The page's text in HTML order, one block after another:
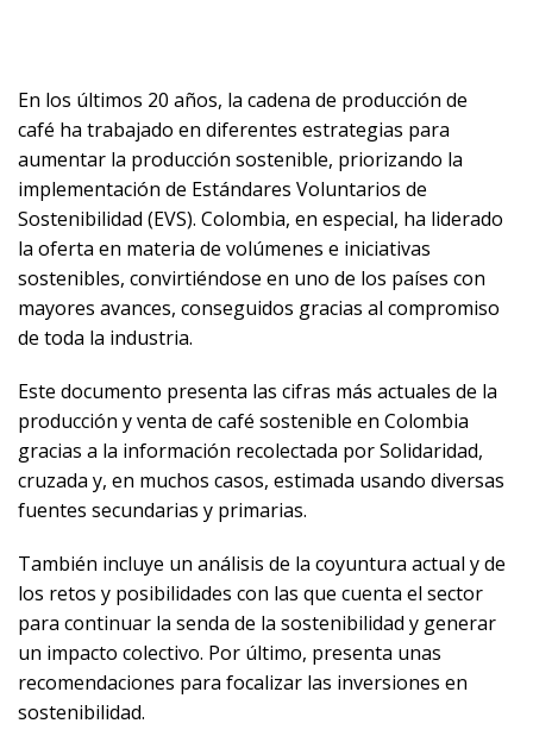
En los últimos 20 años, la cadena de producción de
café ha trabajado en diferentes estrategias para
aumentar la producción sostenible, priorizando la
implementación de Estándares Voluntarios de
Sostenibilidad (EVS). Colombia, en especial, ha liderado
la oferta en materia de volúmenes e iniciativas
sostenibles, convirtiéndose en uno de los países con
mayores avances, conseguidos gracias al compromiso
de toda la industria.
Este documento presenta las cifras más actuales de la
producción y venta de café sostenible en Colombia
gracias a la información recolectada por Solidaridad,
cruzada y, en muchos casos, estimada usando diversas
fuentes secundarias y primarias.
También incluye un análisis de la coyuntura actual y de
los retos y posibilidades con las que cuenta el sector
para continuar la senda de la sostenibilidad y generar
un impacto colectivo. Por último, presenta unas
recomendaciones para focalizar las inversiones en
sostenibilidad.